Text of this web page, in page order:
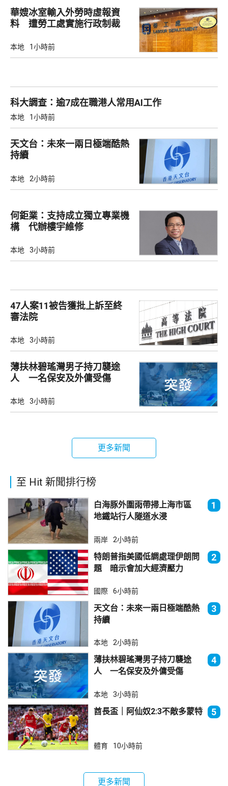
華嫂冰室輸入外勞時虛報資
料 遭勞工處實施行政制裁
本地 1小時前
科大調查：逾7成在職港人常用AI工作
本地 1小時前
天文台：未來一兩日極端酷熱
持續
本地 2小時前
何鉅業：支持成立獨立專業機
構 代辦樓宇維修
本地 3小時前
47人案11被告獲批上訴至終
審法院
本地 3小時前
薄扶林碧瑤灣男子持刀襲途
人 一名保安及外傭受傷
本地 3小時前
更多新聞
至 Hit 新聞排行榜
白海豚外圍雨帶掃上海市區
地鐵站行人隧道水浸
1
兩岸 2小時前
特朗普指美國低調處理伊朗問
題 暗示會加大經濟壓力
2
國際 6小時前
天文台：未來一兩日極端酷熱
持續
3
本地 2小時前
薄扶林碧瑤灣男子持刀襲途
人 一名保安及外傭受傷
4
本地 3小時前
酋長盃｜阿仙奴2:3不敵多蒙特 5
體育 10小時前
更多新聞